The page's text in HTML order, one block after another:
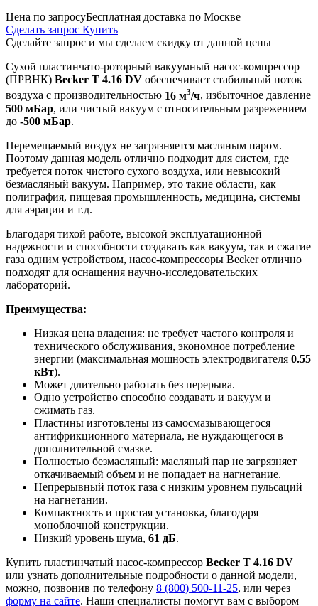
Цена по запросуБесплатная доставка по Москве
Сделать запрос Купить
Сделайте запрос и мы сделаем скидку от данной цены
Сухой пластинчато-роторный вакуумный насос-компрессор
(ПРВНК) Becker T 4.16 DV обеспечивает стабильный поток
воздуха с производительностью 16 м3/ч, избыточное давление
500 мБар, или чистый вакуум с относительным разрежением
до -500 мБар.
Перемещаемый воздух не загрязняется масляным паром.
Поэтому данная модель отлично подходит для систем, где
требуется поток чистого сухого воздуха, или невысокий
безмасляный вакуум. Например, это такие области, как
полиграфия, пищевая промышленность, медицина, системы
для аэрации и т.д.
Благодаря тихой работе, высокой эксплуатационной
надежности и способности создавать как вакуум, так и сжатие
газа одним устройством, насос-компрессоры Becker отлично
подходят для оснащения научно-исследовательских
лабораторий.
Преимущества:
Низкая цена владения: не требует частого контроля и
технического обслуживания, экономное потребление
энергии (максимальная мощность электродвигателя 0.55
кВт).
Может длительно работать без перерыва.
Одно устройство способно создавать и вакуум и
сжимать газ.
Пластины изготовлены из самосмазывающегося
антифрикционного материала, не нуждающегося в
дополнительной смазке.
Полностью безмасляный: масляный пар не загрязняет
откачиваемый объем и не попадает на нагнетание.
Непрерывный поток газа с низким уровнем пульсаций
на нагнетании.
Компактность и простая установка, благодаря
моноблочной конструкции.
Низкий уровень шума, 61 дБ.
Купить пластинчатый насос-компрессор Becker T 4.16 DV
или узнать дополнительные подробности о данной модели,
можно, позвонив по телефону 8 (800) 500-11-25, или через
форму на сайте. Наши специалисты помогут вам с выбором